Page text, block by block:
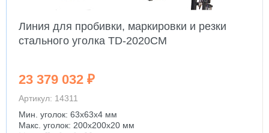
Линия для пробивки, маркировки и резки
стального уголка TD-2020CM
23 379 032 ₽
Артикул: 14311
Мин. уголок: 63x63x4 мм
Макс. уголок: 200x200x20 мм